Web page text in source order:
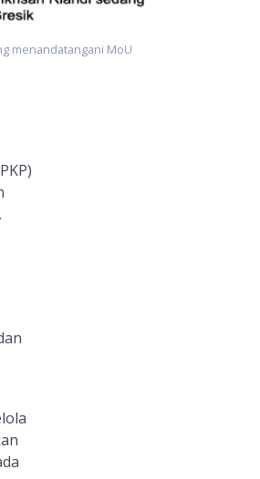
menandatangani MoU
.